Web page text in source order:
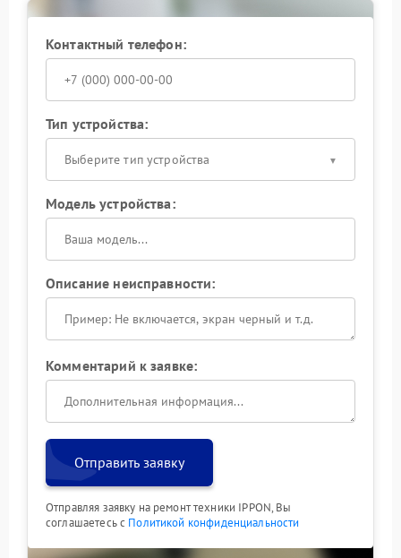
доверить ремонт специалистам, чтобы устройство
Контактный телефон:
Тип устройства:
Выберите тип устройства
Модель устройства:
Описание неисправности:
Комментарий к заявке:
Отправить заявку
Отправляя заявку на ремонт техники IPPON, Вы
соглашаетесь с Политикой конфиденциальности